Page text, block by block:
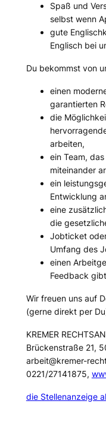
Spaß und
selbst wenn
gute
Englisch bei
Du bekommst von
einen
garantierten
die
arbeiten,
ein Team,
miteinander
ein
Entwicklung
eine
die
Jobticket
Umfang des
einen
Feedback
Wir freuen uns auf
(gerne direkt per
KREMER
Brückenstraße 21,
arbeit@kremer-
0221/27141875,
die Stellenanzeige